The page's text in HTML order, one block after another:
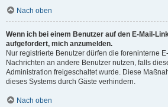
Nach oben
Wenn ich bei einem Benutzer auf den E-Mail-
aufgefordert, mich anzumelden.
Nur registrierte Benutzer dürfen die foreninterne
Nachrichten an andere Benutzer nutzen, falls
Administration freigeschaltet wurde. Diese
dieses Systems durch Gäste verhindern.
Nach oben